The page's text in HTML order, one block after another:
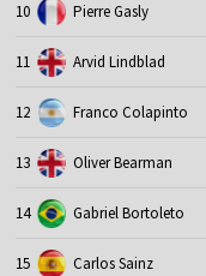
10 Pierre Gasly
11 Arvid Lindblad
12 Franco Colapinto
13 Oliver Bearman
14 Gabriel Bortoleto
15 Carlos Sainz